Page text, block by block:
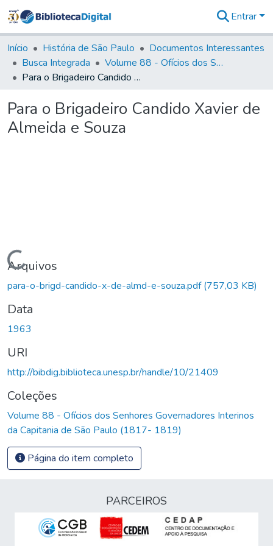
&
Coleções
Tudo na
Biblioteca
Estatísticas
Entrar
Início História de São Paulo
Documentos Interessantes
Busca Integrada
Volume 88 - Ofícios dos Senhores Governadores Interinos da Capitania de São Paulo (1817- 1819)
Para o Brigadeiro Candido Xavier de Almeida e Souza
Para o Brigadeiro Candido Xavier de
Almeida e Souza
Carregando...
Arquivos
para-o-brigd-candido-x-de-almd-e-souza.pdf(757,03 KB)
Data
1963
URI
http://bibdig.biblioteca.unesp.br/handle/10/21409
Coleções
Volume 88 - Ofícios dos Senhores Governadores Interinos
da Capitania de São Paulo (1817- 1819)
Página do item completo
PARCEIROS